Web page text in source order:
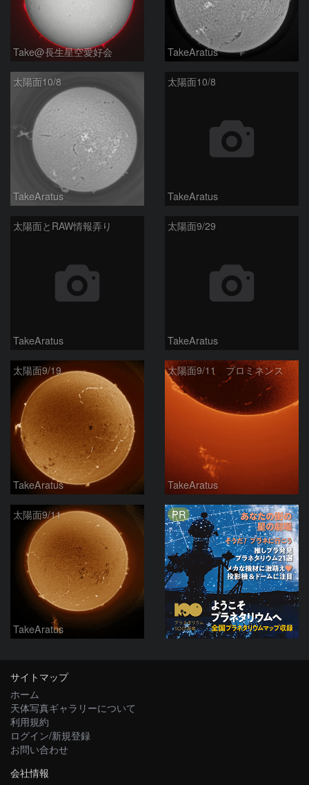
Take@長生星空愛好会 TakeAratus
太陽面10/8
TakeAratus
太陽面10/8
TakeAratus
太陽面とRAW情報弄り
TakeAratus
太陽面9/29
TakeAratus
太陽面9/19
TakeAratus
太陽面9/11 プロミネンス
TakeAratus
太陽面9/11
TakeAratus
PR
サイトマップ
ホーム
天体写真ギャラリーについて
利用規約
ログイン/新規登録
お問い合わせ
会社情報